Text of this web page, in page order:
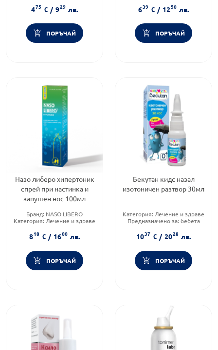
475 € / 929 лв.
ПОРЪЧАЙ
639 € / 1250 лв.
ПОРЪЧАЙ
Назо либеро хипертоник
спрей при настинка и
запушен нос 100мл
Бранд: NASO LIBERO
Категория: Лечение и здраве
818 € / 1600 лв.
ПОРЪЧАЙ
Бекутан кидс назал
изотоничен разтвор 30мл
Категория: Лечение и здраве
Предназначено за: бебета
1037 € / 2028 лв.
ПОРЪЧАЙ